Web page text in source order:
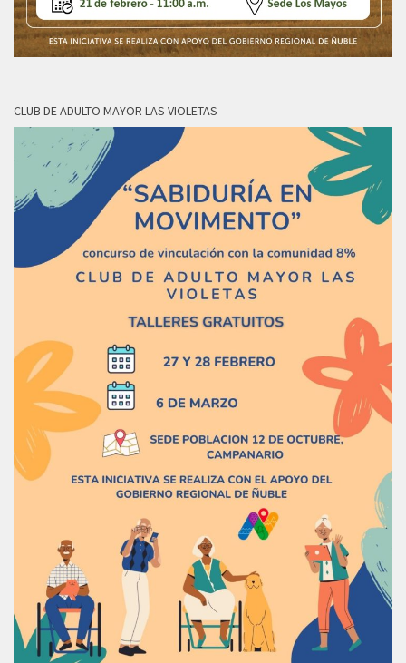
CLUB DE ADULTO MAYOR LAS VIOLETAS